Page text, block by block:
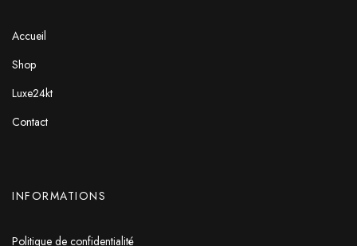
Accueil
Shop
Luxe24kt
Contact
INFORMATIONS
Politique de confidentialité